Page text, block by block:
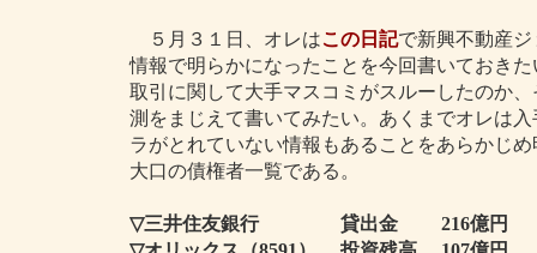
５月３１日、オレはこの日記で新興不動産
情報で明らかになったことを今回書いておき
取引に関して大手マスコミがスルーしたのか
測をまじえて書いてみたい。あくまでオレは
ラがとれていない情報もあることをあらかじ
大口の債権者一覧である。
▽三井住友銀行 貸出金 216億円